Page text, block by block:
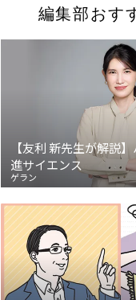
編集部おす
【友利 新先生が解説
進サイエンス
ゲラン